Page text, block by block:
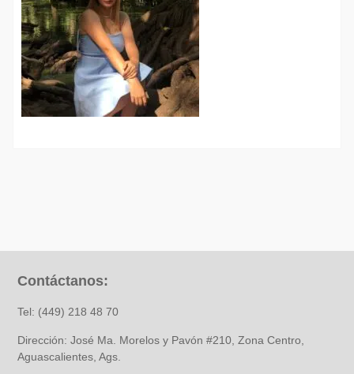
Contáctanos:
Tel: (449) 218 48 70
Dirección: José Ma. Morelos y Pavón #210, Zona Centro,
Aguascalientes, Ags.